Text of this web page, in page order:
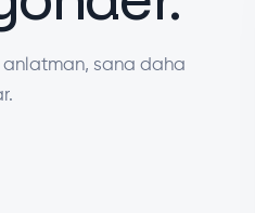
anlatman, sana daha